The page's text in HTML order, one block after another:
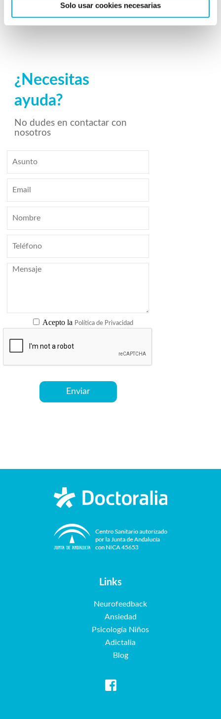
Solo usar cookies necesarias
¿Necesitas
ayuda?
No dudes en contactar con
nosotros
Acepto la Política de Privacidad
Links
Neurofeedback
Ansiedad
Psicología Niños
Adictalia
Blog